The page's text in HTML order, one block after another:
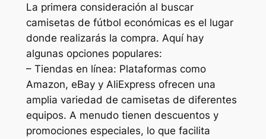
La primera consideración al buscar
camisetas de fútbol económicas es el lugar
donde realizarás la compra. Aquí hay
algunas opciones populares:
– Tiendas en línea: Plataformas como
Amazon, eBay y AliExpress ofrecen una
amplia variedad de camisetas de diferentes
equipos. A menudo tienen descuentos y
promociones especiales, lo que facilita